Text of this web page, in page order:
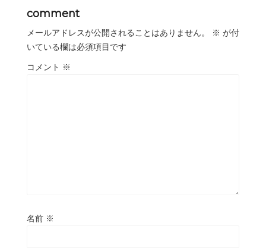
comment
メールアドレスが公開されることはありません。 ※ が付
いている欄は必須項目です
コメント ※
名前 ※